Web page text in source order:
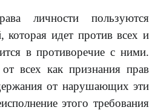
личности пользуются
которая идет против всех и
в противоречие с ними.
всех как признания прав
от нарушающих эти
этого требования